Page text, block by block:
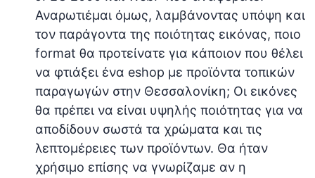
Αναρωτιέμαι όμως, λαμβάνοντας υπόψη και
τον παράγοντα της ποιότητας εικόνας, ποιο
format θα προτείνατε για κάποιον που θέλει
να φτιάξει ένα eshop με προϊόντα τοπικών
παραγωγών στην Θεσσαλονίκη; Οι εικόνες
θα πρέπει να είναι υψηλής ποιότητας για να
αποδίδουν σωστά τα χρώματα και τις
λεπτομέρειες των προϊόντων. Θα ήταν
χρήσιμο επίσης να γνωρίζαμε αν η